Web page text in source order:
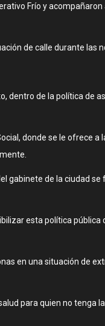
Frío y
de calle durante las
dentro de la política de
donde se le ofrece a
gabinete de la ciudad
esta política
en una situación de
para quien no tenga